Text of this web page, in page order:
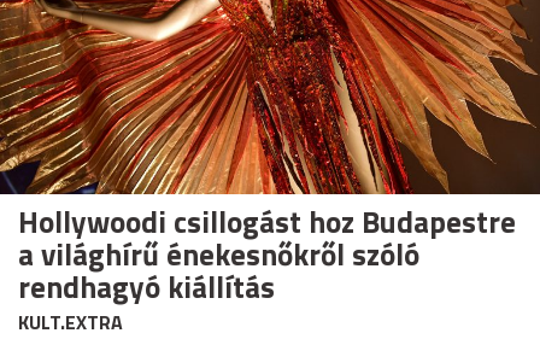
Hollywoodi csillogást hoz Budapestre
a világhírű énekesnőkről szóló
rendhagyó kiállítás
KULT.EXTRA